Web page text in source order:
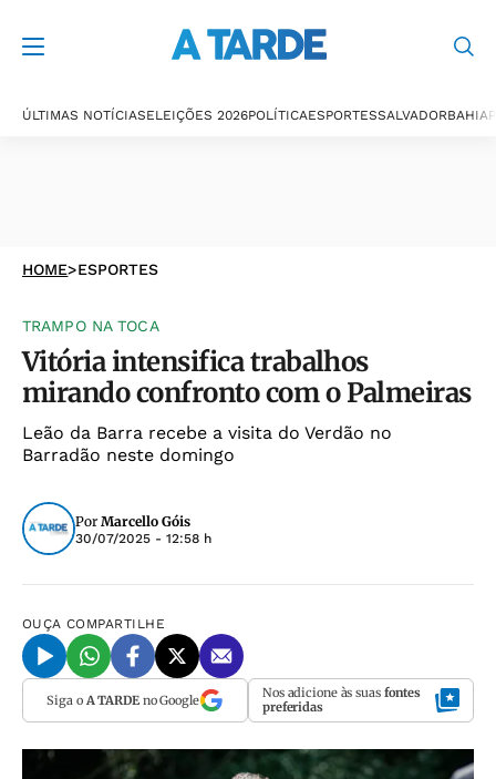
ÚLTIMAS NOTÍCIASELEIÇÕES 2026POLÍTICAESPORTESSALVADORBAHIA
HOME>ESPORTES
TRAMPO NA TOCA
Vitória intensifica trabalhos
mirando confronto com o Palmeiras
Leão da Barra recebe a visita do Verdão no
Barradão neste domingo
Por Marcello Góis
30/07/2025 - 12:58 h
OUÇA COMPARTILHE
Siga o A TARDEno Google Nos adicione às suas fontes
preferidas